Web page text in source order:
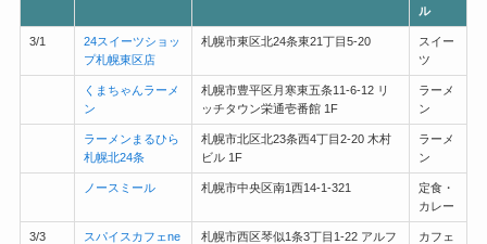
ル
3/1
24スイーツショッ
プ札幌東区店
札幌市東区北24条東21丁目5-20
スイー
ツ
くまちゃんラーメ
ン
札幌市豊平区月寒東五条11-6-12 リ
ッチタウン栄通壱番館 1F
ラーメ
ン
ラーメンまるひら
札幌北24条
札幌市北区北23条西4丁目2-20 木村
ビル 1F
ラーメ
ン
ノースミール 札幌市中央区南1西14-1-321
定食・
カレー
3/3
スパイスカフェne
札幌市西区琴似1条3丁目1-22 アルフ
カフェ